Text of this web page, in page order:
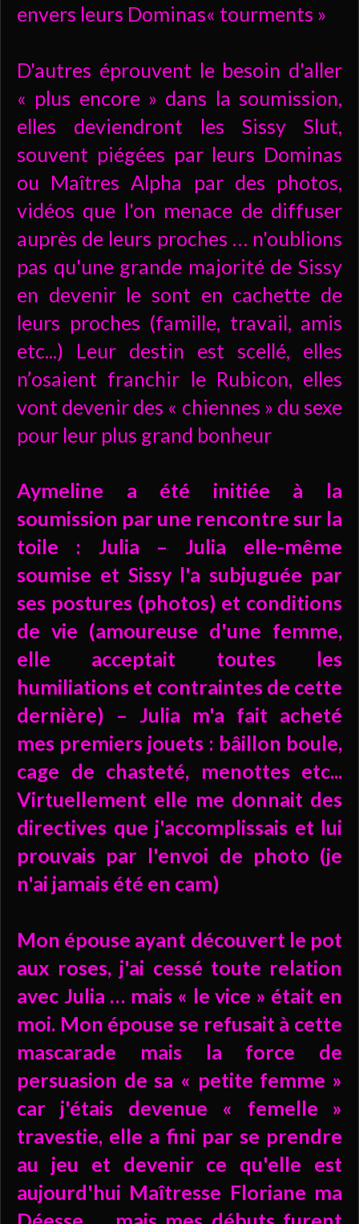
envers leurs Dominas« tourments »
D'autres éprouvent le besoin d'aller
« plus encore » dans la soumission,
elles deviendront les Sissy Slut,
souvent piégées par leurs Dominas
ou Maîtres Alpha par des photos,
vidéos que l'on menace de diffuser
auprès de leurs proches … n'oublions
pas qu'une grande majorité de Sissy
en devenir le sont en cachette de
leurs proches (famille, travail, amis
etc...) Leur destin est scellé, elles
n’osaient franchir le Rubicon, elles
vont devenir des « chiennes » du sexe
pour leur plus grand bonheur
Aymeline a été initiée à la
soumission par une rencontre sur la
toile : Julia – Julia elle-même
soumise et Sissy l'a subjuguée par
ses postures (photos) et conditions
de vie (amoureuse d'une femme,
elle acceptait toutes les
humiliations et contraintes de cette
dernière) – Julia m'a fait acheté
mes premiers jouets : bâillon boule,
cage de chasteté, menottes etc...
Virtuellement elle me donnait des
directives que j'accomplissais et lui
prouvais par l'envoi de photo (je
n'ai jamais été en cam)
Mon épouse ayant découvert le pot
aux roses, j'ai cessé toute relation
avec Julia … mais « le vice » était en
moi. Mon épouse se refusait à cette
mascarade mais la force de
persuasion de sa « petite femme »
car j'étais devenue « femelle »
travestie, elle a fini par se prendre
au jeu et devenir ce qu'elle est
aujourd'hui Maîtresse Floriane ma